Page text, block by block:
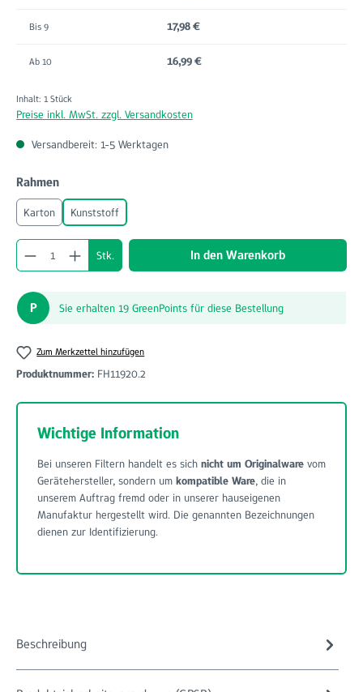
Bis9 17,98 €
Ab10 16,99 €
Inhalt: 1 Stück
Preise inkl. MwSt. zzgl. Versandkosten
Versandbereit: 1-5 Werktagen
Rahmenauswählen
Karton Kunststoff
Produkt Anzahl: Gib den gewünschten Wert
Stk. In den Warenkorb
P Sie erhalten 19 GreenPoints für diese Bestellung
Zum Merkzettel hinzufügen
Produktnummer: FH11920.2
Wichtige Information
Bei unseren Filtern handelt es sich nicht um Originalware vom
Gerätehersteller, sondern um kompatible Ware, die in
unserem Auftrag fremd oder in unserer hauseigenen
Manufaktur hergestellt wird. Die genannten Bezeichnungen
dienen zur Identifizierung.
Beschreibung